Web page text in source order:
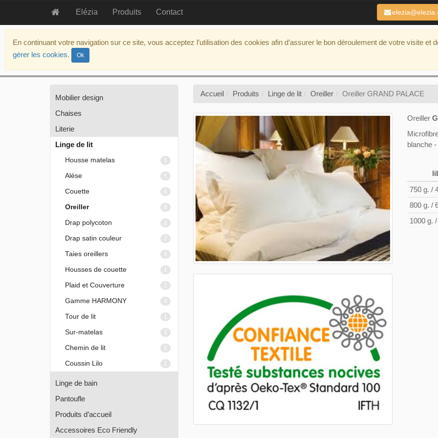
aller
contenu
au
En continuant votre navigation sur ce site, vous acceptez l’utilisation des cookies afin d’assurer le bon déroulement de votre visite et
gérer les cookies. Ok
Elézia Produits Contact
Mobilier design
Chaises
Literie
Linge de lit
Housse matelas 1
Alèse 5
Couette 6
Oreiller 9
Drap polycoton 2
Drap satin couleur 2
Taies oreillers
Housses de couette 1
Plaid et Couverture 2
Gamme HARMONY
Tour de lit 1
Sur-matelas 3
Chemin de lit 2
Coussin Lilo 1
Linge de bain
Pantoufle
Produits d’accueil
Accessoires Eco Friendly
Accueil Produits Linge de lit Oreiller Oreiller GRAND PALACE
Oreiller
blanche -
750 g. /
800 g. /
1000 g.